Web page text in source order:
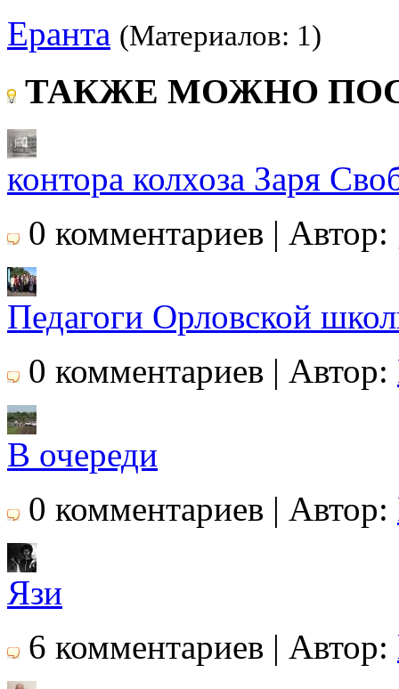
Еранта (Материалов: 1)
ТАКЖЕ МОЖНО
контора колхоза Заря
0 комментариев | Автор:
Педагоги Орловской
0 комментариев | Автор:
В очереди
0 комментариев | Автор:
Язи
6 комментариев | Автор: